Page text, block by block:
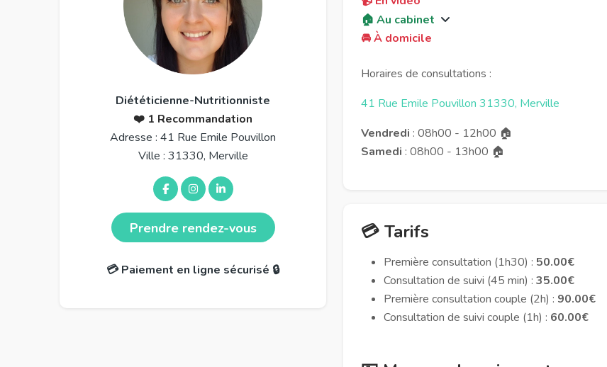
Diététicienne-Nutritionniste
❤️ 1 Recommandation
Adresse : 41 Rue Emile Pouvillon
Ville : 31330, Merville
Prendre rendez-vous
💳 Paiement en ligne sécurisé 🔒
🏠 Au cabinet
🚘 À domicile
Horaires de consultations :
41 Rue Emile Pouvillon 31330, Merville
Vendredi : 08h00 - 12h00 🏠
Samedi : 08h00 - 13h00 🏠
💳 Tarifs
Première consultation (1h30) : 50.00€
Consultation de suivi (45 min) : 35.00€
Première consultation couple (2h) : 90.00€
Consultation de suivi couple (1h) : 60.00€